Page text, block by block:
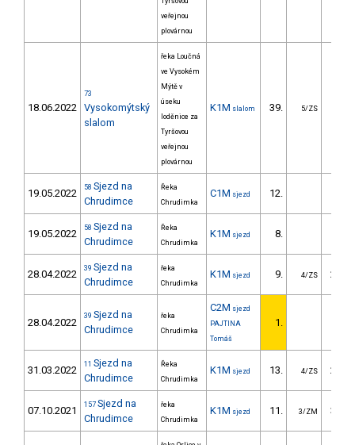
veřejnou
plovárnou
18.06.2022
73
Vysokomýtský
slalom
řeka Loučná
ve Vysokém
Mýtě v
úseku
loděnice za
Tyršovou
veřejnou
plovárnou
K1M slalom 39. 5/ZS
19.05.2022 58 Sjezd na
Chrudimce
Řeka
Chrudimka
C1M sjezd 12.
19.05.2022 58 Sjezd na
Chrudimce
Řeka
Chrudimka
K1M sjezd 8.
28.04.2022 39 Sjezd na
Chrudimce
řeka
Chrudimka
K1M sjezd 9. 4/ZS
28.04.2022
39 Sjezd na
Chrudimce
řeka
Chrudimka
C2M sjezd
PAJTINA
Tomáš
1.
31.03.2022 11 Sjezd na
Chrudimce
Řeka
Chrudimka
K1M sjezd 13. 4/ZS
07.10.2021 157 Sjezd na
Chrudimce
řeka
Chrudimka
K1M sjezd 11. 3/ZM